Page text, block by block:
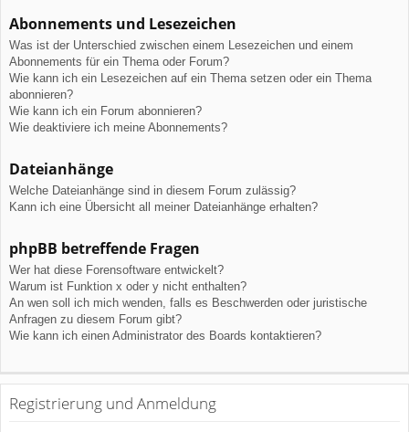
Abonnements und Lesezeichen
Was ist der Unterschied zwischen einem Lesezeichen und einem
Abonnements für ein Thema oder Forum?
Wie kann ich ein Lesezeichen auf ein Thema setzen oder ein Thema
abonnieren?
Wie kann ich ein Forum abonnieren?
Wie deaktiviere ich meine Abonnements?
Dateianhänge
Welche Dateianhänge sind in diesem Forum zulässig?
Kann ich eine Übersicht all meiner Dateianhänge erhalten?
phpBB betreffende Fragen
Wer hat diese Forensoftware entwickelt?
Warum ist Funktion x oder y nicht enthalten?
An wen soll ich mich wenden, falls es Beschwerden oder juristische
Anfragen zu diesem Forum gibt?
Wie kann ich einen Administrator des Boards kontaktieren?
Registrierung und Anmeldung